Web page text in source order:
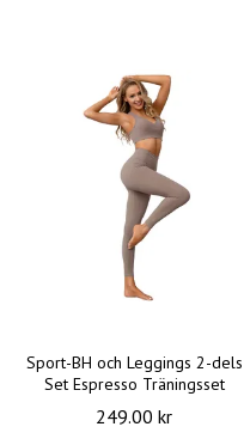
Sport-BH och Leggings 2-dels
Set Espresso Träningsset
249.00 kr